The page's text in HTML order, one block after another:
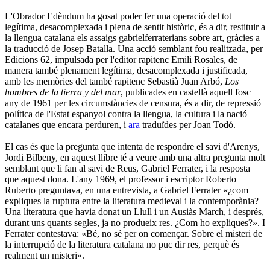
L'Obrador Edèndum ha gosat poder fer una operació del tot
legítima, desacomplexada i plena de sentit històric, és a dir, restituir a
la llengua catalana els assaigs gabrielferraterians sobre art, gràcies a
la traducció de Josep Batalla. Una acció semblant fou realitzada, per
Edicions 62, impulsada per l'editor rapitenc Emili Rosales, de
manera també plenament legítima, desacomplexada i justificada,
amb les memòries del també rapitenc Sebastià Juan Arbó, Los
hombres de la tierra y del mar, publicades en castellà aquell fosc
any de 1961 per les circumstàncies de censura, és a dir, de repressió
política de l'Estat espanyol contra la llengua, la cultura i la nació
catalanes que encara perduren, i ara traduïdes per Joan Todó.
El cas és que la pregunta que intenta de respondre el savi d'Arenys,
Jordi Bilbeny, en aquest llibre té a veure amb una altra pregunta molt
semblant que li fan al savi de Reus, Gabriel Ferrater, i la resposta
que aquest dona. L'any 1969, el professor i escriptor Roberto
Ruberto preguntava, en una entrevista, a Gabriel Ferrater «¿com
expliques la ruptura entre la literatura medieval i la contemporània?
Una literatura que havia donat un Llull i un Ausiàs March, i després,
durant uns quants segles, ja no produeix res. ¿Com ho expliques?». I
Ferrater contestava: «Bé, no sé per on començar. Sobre el misteri de
la interrupció de la literatura catalana no puc dir res, perquè és
realment un misteri».